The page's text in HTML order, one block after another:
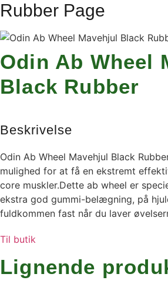
Rubber Page
Odin Ab Wheel
Black Rubber
Beskrivelse
Odin Ab Wheel Mavehjul Black
mulighed for at få en ekstremt
core muskler.Dette ab wheel er
ekstra god gummi-belægning, på
fuldkommen fast når du laver
Til butik
Lignende